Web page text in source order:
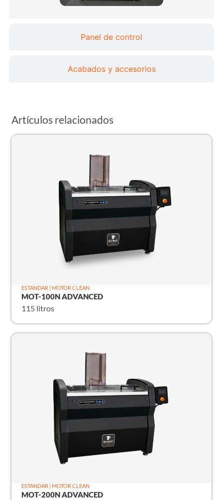
Panel de control
Acabados y accesorios
Artículos relacionados
ESTANDAR | MOTOR CLEAN
MOT-100N ADVANCED
115 litros
ESTANDAR | MOTOR CLEAN
MOT-200N ADVANCED